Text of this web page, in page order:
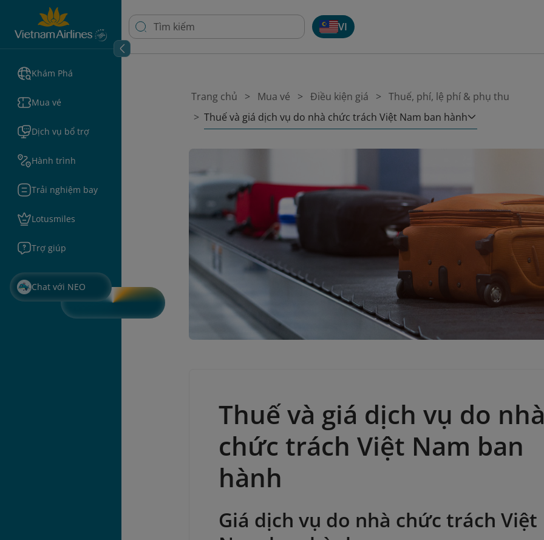
Khám Phá
Mua vé
Dịch vụ bổ trợ
Hành trình
Trải nghiệm bay
Lotusmiles
Trợ giúp
Chat với NEO
VI
Trang chủ Mua vé Điều kiện giá
Thuế, phí, lệ phí & phụ thu
Thuế và giá dịch vụ do nhà chức trách Việt Nam ban hành
Thuế và giá dịch vụ do nhà
chức trách Việt Nam ban
hành
Giá dịch vụ do nhà chức trách Việt